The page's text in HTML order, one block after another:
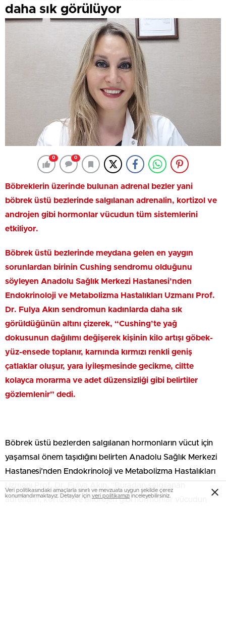
daha sık görülüyor
0 0
Böbreklerin üzerinde bulunan adrenal bezler yani
böbrek üstü bezlerinde salgılanan adrenalin, kortizol ve
androjen gibi hormonlar vücudun tüm sistemlerini
etkiliyor.
Böbrek üstü bezlerinde meydana gelen en yaygın
sorunlardan birinin Cushing sendromu olduğunu
söyleyen Anadolu Sağlık Merkezi Hastanesi’nden
Endokrinoloji ve Metabolizma Hastalıkları Uzmanı Prof.
Dr. Fulya Akın sendromun kadınlarda daha sık
görüldüğünün altını çizerek, “Cushing’te yağ
dokusunun dağılımı değişerek kişinin kilo artışı göbek-
yüz-ensede toplanır, karnında kırmızı renkli geniş
çatlaklar oluşur, yara iyileşmesinde gecikme, ciltte
kolayca morarma ve adet düzensizliği gibi belirtiler
gözlemlenir” dedi.
Böbrek üstü bezlerden salgılanan hormonların vücut için
yaşamsal önem taşıdığını belirten Anadolu Sağlık Merkezi
Hastanesi’nden Endokrinoloji ve Metabolizma Hastalıkları
adrenalin, kortizol ve androjen gibi hormonlar vücudun
Veri politikasındaki amaçlarla sınırlı ve mevzuata uygun şekilde çerez
konumlandırmaktayız. Detaylar için veri politikamızı inceleyebilirsiniz.